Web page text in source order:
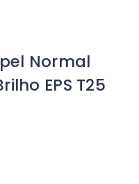
Normal
EPS T25